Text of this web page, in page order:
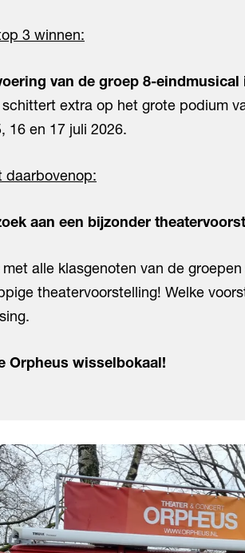
3 winnen:
van de groep 8-eindmusical
extra op het grote podium
16 en 17 juli 2026.
daarbovenop:
aan een bijzonder
alle klasgenoten van de
theatervoorstelling! Welke
Orpheus wisselbokaal!
Inzoomen